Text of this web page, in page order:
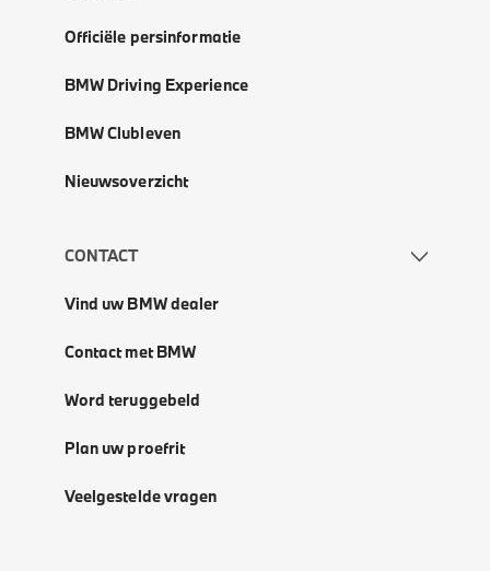
Officiële persinformatie
BMW Driving Experience
BMW Clubleven
Nieuwsoverzicht
CONTACT
Vind uw BMW dealer
Contact met BMW
Word teruggebeld
Plan uw proefrit
Veelgestelde vragen